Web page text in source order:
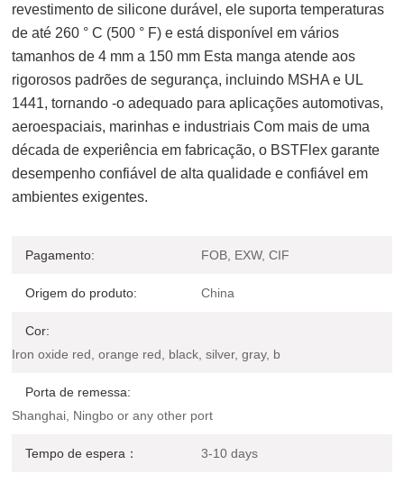
revestimento de silicone durável, ele suporta temperaturas
de até 260 ° C (500 ° F) e está disponível em vários
tamanhos de 4 mm a 150 mm Esta manga atende aos
rigorosos padrões de segurança, incluindo MSHA e UL
1441, tornando -o adequado para aplicações automotivas,
aeroespaciais, marinhas e industriais Com mais de uma
década de experiência em fabricação, o BSTFlex garante
desempenho confiável de alta qualidade e confiável em
ambientes exigentes.
Pagamento: FOB, EXW, CIF
Origem do produto: China
Cor:
Iron oxide red, orange red, black, silver, gray, b
Porta de remessa:
Shanghai, Ningbo or any other port
Tempo de espera： 3-10 days